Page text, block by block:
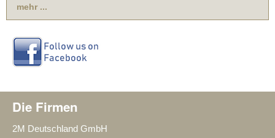
mehr ...
Die Firmen
2M Deutschland GmbH